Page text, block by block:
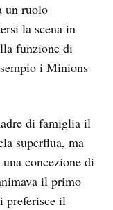
un ruolo
la scena in
funzione di
i Minions
di famiglia il
superflua, ma
concezione di
il primo
preferisce il